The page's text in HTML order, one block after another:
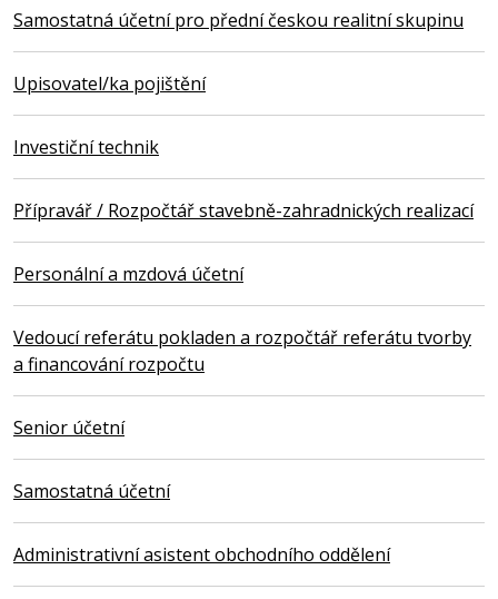
Samostatná účetní pro přední českou realitní skupinu
Upisovatel/ka pojištění
Investiční technik
Přípravář / Rozpočtář stavebně-zahradnických realizací
Personální a mzdová účetní
Vedoucí referátu pokladen a rozpočtář referátu tvorby
a financování rozpočtu
Senior účetní
Samostatná účetní
Administrativní asistent obchodního oddělení